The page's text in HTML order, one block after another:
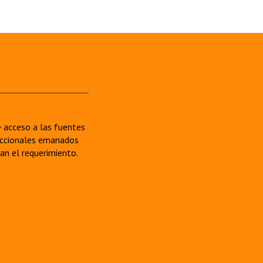
acceso a las fuentes
emanados
el requerimiento.